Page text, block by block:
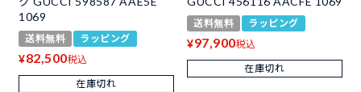
1069
送料無料 ラッピング
¥82,500税込
在庫切れ
送料無料 ラッピング
¥97,900税込
在庫切れ